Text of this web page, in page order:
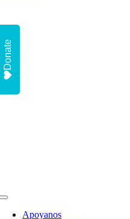
Toggle
NavigationApoyanos
Donate